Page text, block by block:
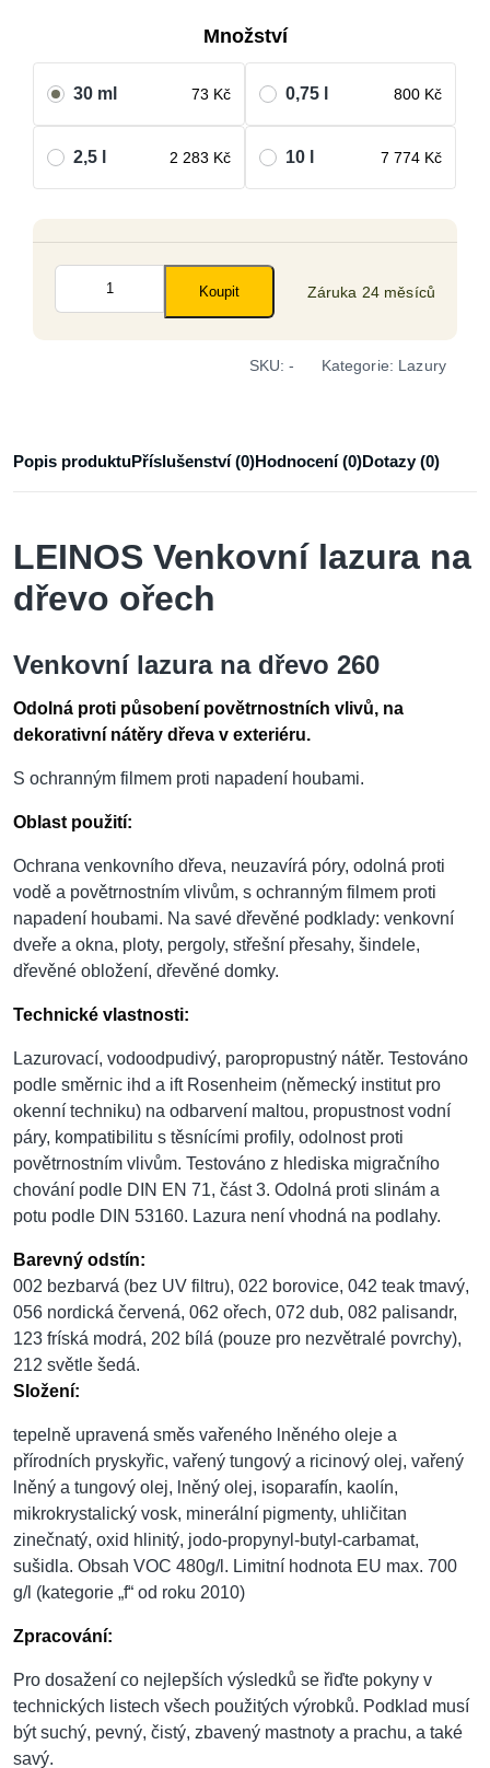
Množství
30 ml 73 Kč 0,75 l 800 Kč
2,5 l 2 283 Kč 10 l 7 774 Kč
LEINOS
Venkovní
lazura
Koupit Záruka 24 měsíců
SKU:- Kategorie: Lazury
Popis produktuPříslušenství (0)Hodnocení (0)Dotazy (0)
LEINOS Venkovní lazura na
dřevo ořech
Venkovní lazura na dřevo 260
Odolná proti působení povětrnostních vlivů, na
dekorativní nátěry dřeva v exteriéru.
S ochranným filmem proti napadení houbami.
Oblast použití:
Ochrana venkovního dřeva, neuzavírá póry, odolná proti
vodě a povětrnostním vlivům, s ochranným filmem proti
napadení houbami. Na savé dřevěné podklady: venkovní
dveře a okna, ploty, pergoly, střešní přesahy, šindele,
dřevěné obložení, dřevěné domky.
Technické vlastnosti:
Lazurovací, vodoodpudivý, paropropustný nátěr. Testováno
podle směrnic ihd a ift Rosenheim (německý institut pro
okenní techniku) na odbarvení maltou, propustnost vodní
páry, kompatibilitu s těsnícími profily, odolnost proti
povětrnostním vlivům. Testováno z hlediska migračního
chování podle DIN EN 71, část 3. Odolná proti slinám a
potu podle DIN 53160. Lazura není vhodná na podlahy.
Barevný odstín:
002 bezbarvá (bez UV filtru), 022 borovice, 042 teak tmavý,
056 nordická červená, 062 ořech, 072 dub, 082 palisandr,
123 fríská modrá, 202 bílá (pouze pro nezvětralé povrchy),
212 světle šedá.
Složení:
tepelně upravená směs vařeného lněného oleje a
přírodních pryskyřic, vařený tungový a ricinový olej, vařený
lněný a tungový olej, lněný olej, isoparafín, kaolín,
mikrokrystalický vosk, minerální pigmenty, uhličitan
zinečnatý, oxid hlinitý, jodo-propynyl-butyl-carbamat,
sušidla. Obsah VOC 480g/l. Limitní hodnota EU max. 700
g/l (kategorie „f“ od roku 2010)
Zpracování:
Pro dosažení co nejlepších výsledků se řiďte pokyny v
technických listech všech použitých výrobků. Podklad musí
být suchý, pevný, čistý, zbavený mastnoty a prachu, a také
savý.